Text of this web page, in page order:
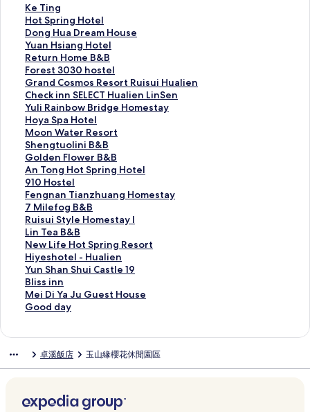
Ke Ting
K
e
T
i
n
g
的
連
結
Hot Spring Hotel
H
o
t
S
p
r
i
n
g
H
o
t
e
l
的
連
結
Dong Hua Dream House
D
o
n
g
H
u
a
D
r
e
a
m
H
o
u
s
e
的
連
結
Yuan Hsiang Hotel
Y
u
a
n
H
s
i
a
n
g
H
o
t
e
l
的
連
結
Return Home B&B
R
e
t
u
r
n
H
o
m
e
B
&
B
的
連
結
Forest 3030 hostel
F
o
r
e
s
t
3
0
3
0
h
o
s
t
e
l
的
連
結
Grand Cosmos Resort Ruisui Hualien
G
r
a
n
d
C
o
s
m
o
s
R
e
s
o
r
t
R
u
H
l
Check inn SELECT Hualien LinSen
C
h
e
c
k
i
n
n
S
E
L
E
C
T
H
u
a
l
i
e
Yuli Rainbow Bridge Homestay
Y
u
l
i
R
a
i
n
b
o
w
B
r
i
d
g
e
s
y
Hoya Spa Hotel
H
o
y
a
S
p
a
H
o
t
e
l
的
連
結
Moon Water Resort
M
o
o
n
W
a
t
e
r
R
e
s
o
r
t
Shengtuolini B&B
S
h
e
n
g
t
u
o
l
i
n
i
B
&
結
Golden Flower B&B
G
o
l
d
e
n
F
l
o
w
e
r
B
連
結
An Tong Hot Spring Hotel
A
n
T
o
n
g
H
o
t
S
p
r
o
l
910 Hostel
9
1
0
H
o
s
t
e
l
的
連
Fengnan Tianzhuang Homestay
F
e
n
g
n
a
n
T
i
a
a
H
7 Milefog B&B
7
M
i
l
e
f
o
g
B
連
結
Ruisui Style Homestay I
R
u
i
s
u
i
S
t
o
s
Lin Tea B&B
L
i
n
T
e
a
B
連
結
New Life Hot Spring Resort
N
e
w
L
i
f
S
i
Hiyeshotel - Hualien
H
i
y
e
s
l
u
Yun Shan Shui Castle 19
Y
u
n
S
h
C
Bliss inn
B
l
i
n
結
Mei Di Ya Ju Guest House
M
e
a
G
Good day
G
a
連
卓溪飯店 玉山緣櫻花休閒園區